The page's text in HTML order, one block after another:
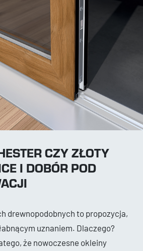
CZY ZŁOTY
I DOBÓR POD
drewnopodobnych to propozycja,
uznaniem. Dlaczego?
że nowoczesne okleiny